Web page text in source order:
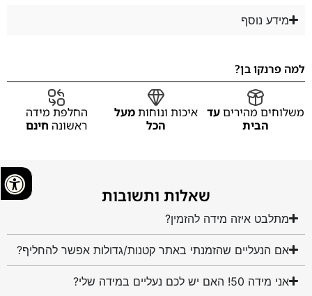
מידע נוסף
למה פרנקו בן?
משלוחים מהיריםעד
הבית
איכות ונוחותמעל
הכל
החלפת מידה
ראשונה חינם
שאלות ותשובות
מתלבט איזה מידה להזמין?
אם הנעליים שהזמנתי באתר קטנות/גדולות אפשר להחליף?
אני מידה 50! האם יש לכם נעליים במידה שלי?